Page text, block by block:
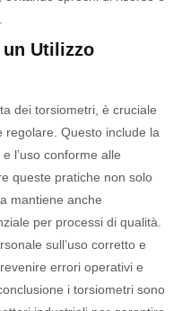
Utilizzo
dei torsiometri, è cruciale
Questo include la
l’uso conforme alle
queste pratiche non solo
mantiene anche
per processi di qualità.
sull’uso corretto e
errori operativi e
i torsiometri sono